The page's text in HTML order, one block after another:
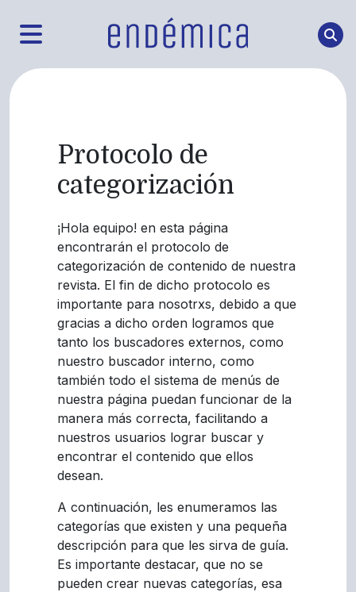
Protocolo de
categorización
¡Hola equipo! en esta página
encontrarán el protocolo de
categorización de contenido de nuestra
revista. El fin de dicho protocolo es
importante para nosotrxs, debido a que
gracias a dicho orden logramos que
tanto los buscadores externos, como
nuestro buscador interno, como
también todo el sistema de menús de
nuestra página puedan funcionar de la
manera más correcta, facilitando a
nuestros usuarios lograr buscar y
encontrar el contenido que ellos
desean.
A continuación, les enumeramos las
categorías que existen y una pequeña
descripción para que les sirva de guía.
Es importante destacar, que no se
pueden crear nuevas categorías, esa